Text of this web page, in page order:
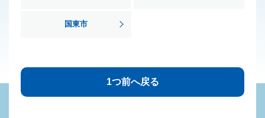
国東市
1つ前へ戻る